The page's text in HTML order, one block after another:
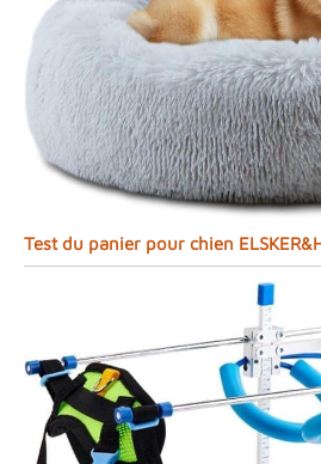
Test du panier pour chien